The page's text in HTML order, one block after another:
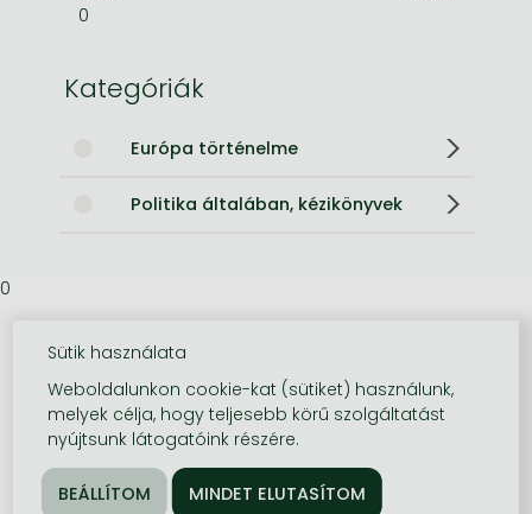
0
Kategóriák
Európa történelme
Politika általában, kézikönyvek
0
Sütik használata
Weboldalunkon cookie-kat (sütiket) használunk,
melyek célja, hogy teljesebb körű szolgáltatást
nyújtsunk látogatóink részére.